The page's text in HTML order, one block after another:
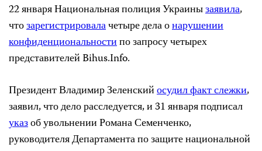
22 января Национальная полиция Украинызаявила,
чтозарегистрировалачетыре дела онарушении
конфиденциональностипо запросу четырех
представителей Bihus.Info.
Президент Владимир Зеленскийосудил факт слежки,
заявил, что дело расследуется, и 31 января подписал
указоб увольнении Романа Семенченко,
руководителя Департамента по защите национальной